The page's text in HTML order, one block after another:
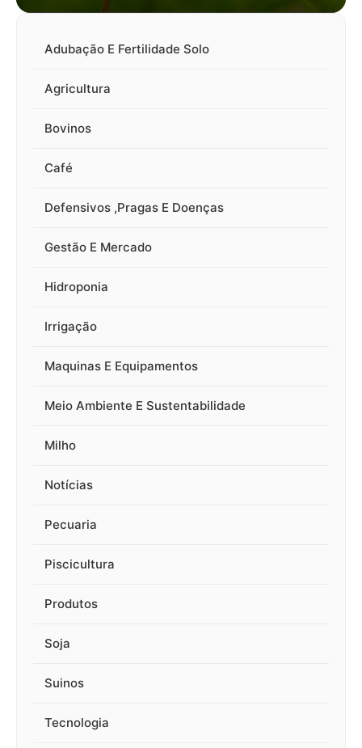
Adubação E Fertilidade Solo
Agricultura
Bovinos
Café
Defensivos ,Pragas E Doenças
Gestão E Mercado
Hidroponia
Irrigação
Maquinas E Equipamentos
Meio Ambiente E Sustentabilidade
Milho
Notícias
Pecuaria
Piscicultura
Produtos
Soja
Suinos
Tecnologia